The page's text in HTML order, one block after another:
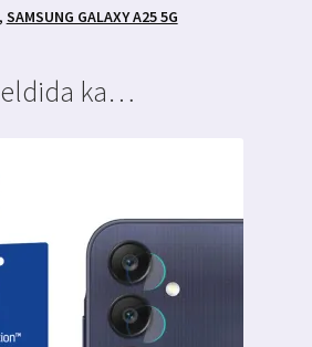
, SAMSUNG GALAXY A25 5G
ka…